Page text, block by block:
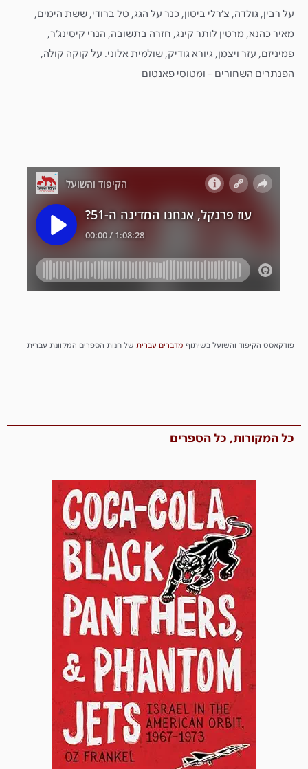
font_download סמן קישורים
לאפס
את
כל
האפשרויות
cached
על רבין, גולדה, צ׳רלי ביטון, כנר על הגג, טל ברודי, ששת הימים,
מאיר כהנא, מרטין לותר קינג, חזרה בתשובה, הנרי קיסינג׳ר,
פמיניזם, עזר ויצמן, גיורא גודיק, שולמית אלוני. על קוקה קולה,
הפנתרים השחורים - ומטוסי פאנטום
פודקאסט הקיפוד והשועל בשיתוף מדברים עברית של חנות הספרים המקוונת עברית
כל המקורות, כל הספרים​